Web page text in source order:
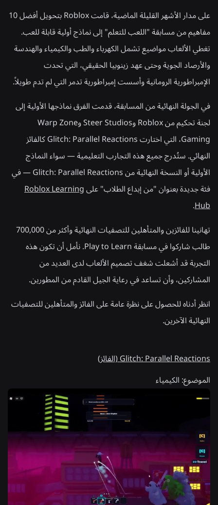
على مدار الأشهر القليلة الماضية، قامت Roblox بتحويل أفضل 10
مفاهيم من مسابقة "اللعب للتعلم" إلى نماذج أولية قابلة للعب.
تغطي الألعاب مواضيع تشمل الكهرباء والطب والكيمياء والهندسة
والأرصاد الجوية وحتى عهد زينوبيا الحقيقي، التي تحدت
الإمبراطورية الرومانية وأسست إمبراطورية تدمر التي لم تدم طويلاً.
في الجولة النهائية من المسابقة، قدمت الفرق نماذجها الأولية إلى
لجنة تحكيم من Roblox وSteer Studios وWarp Zone
Gaming، التي اختارت Glitch: Parallel Reactions كالفائز
النهائي. ستُدرج جميع هذه التجارب التعليمية — سواء النماذج
الأولية أو النسخة النهائية من Glitch: Parallel Reactions — في
فئة جديدة بعنوان "من إبداع الطلاب" علىRoblox Learning
Hub
.
تهانينا للفائزين والمتأهلين للتصفيات النهائية وأكثر من 700,000
طالب شاركوا في مسابقة Play to Learn. نأمل أن تكون هذه
التجربة قد أشعلت شغف تصميم الألعاب لدى العديد من
المشاركين، وأن تساعد في رعاية الجيل القادم من المطورين.
انظر أدناه للحصول على نظرة عامة على الفائز والمتأهلين للتصفيات
النهائية الآخرين.
Glitch: Parallel Reactions (الفائز)
الموضوع:الكيمياء